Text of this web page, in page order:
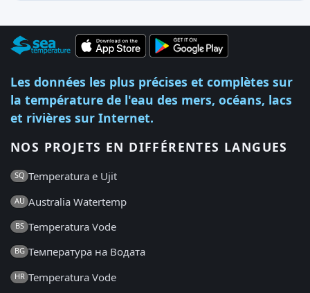
Les données les plus précises et complètes sur
la température de l'eau des mers, océans, lacs
et rivières sur Internet.
NOS PROJETS EN DIFFÉRENTES LANGUES
SQ Temperatura e Ujit
AU Australia Watertemp
BS Temperatura Vode
BG Температура на Водата
HR Temperatura Vode